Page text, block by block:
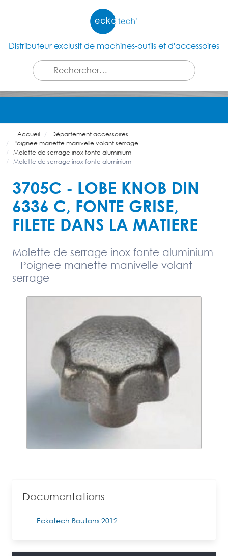
Distributeur exclusif de machines-outils et d'accessoires
Accueil
Département accessoires
Poignee manette manivelle volant serrage
Molette de serrage inox fonte aluminium
Molette de serrage inox fonte aluminium
3705C - LOBE KNOB DIN
6336 C, FONTE GRISE,
FILETE DANS LA MATIERE
Molette de serrage inox fonte aluminium
– Poignee manette manivelle volant
serrage
Documentations
Eckotech Boutons 2012